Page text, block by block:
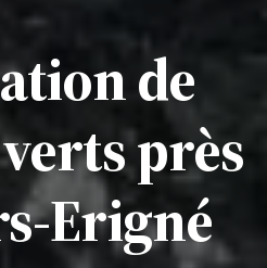
de
près
Erigné